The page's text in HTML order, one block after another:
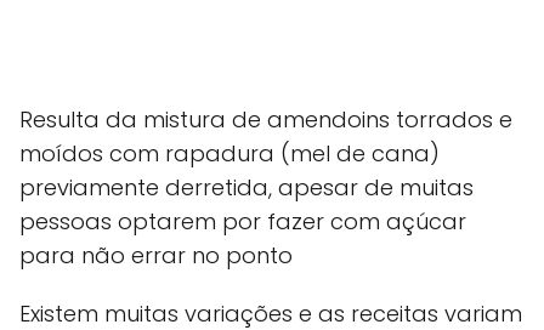
Resulta da mistura de amendoins torrados e
moídos com rapadura (mel de cana)
previamente derretida, apesar de muitas
pessoas optarem por fazer com açúcar
para não errar no ponto
Existem muitas variações e as receitas variam